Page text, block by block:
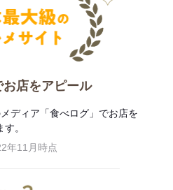
店をアピール
ディア「食べログ」でお店を
。
年11月時点